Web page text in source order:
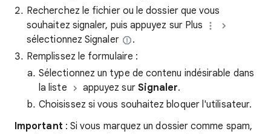
Recherchez le fichier ou le dossier que vous
souhaitez signaler, puis appuyez sur Plus
sélectionnez Signaler
.
Remplissez le formulaire :
Sélectionnez un type de contenu indésirable dans
la liste
appuyez sur Signaler.
Choisissez si vous souhaitez bloquer l'utilisateur.
Important : Si vous marquez un dossier comme spam,